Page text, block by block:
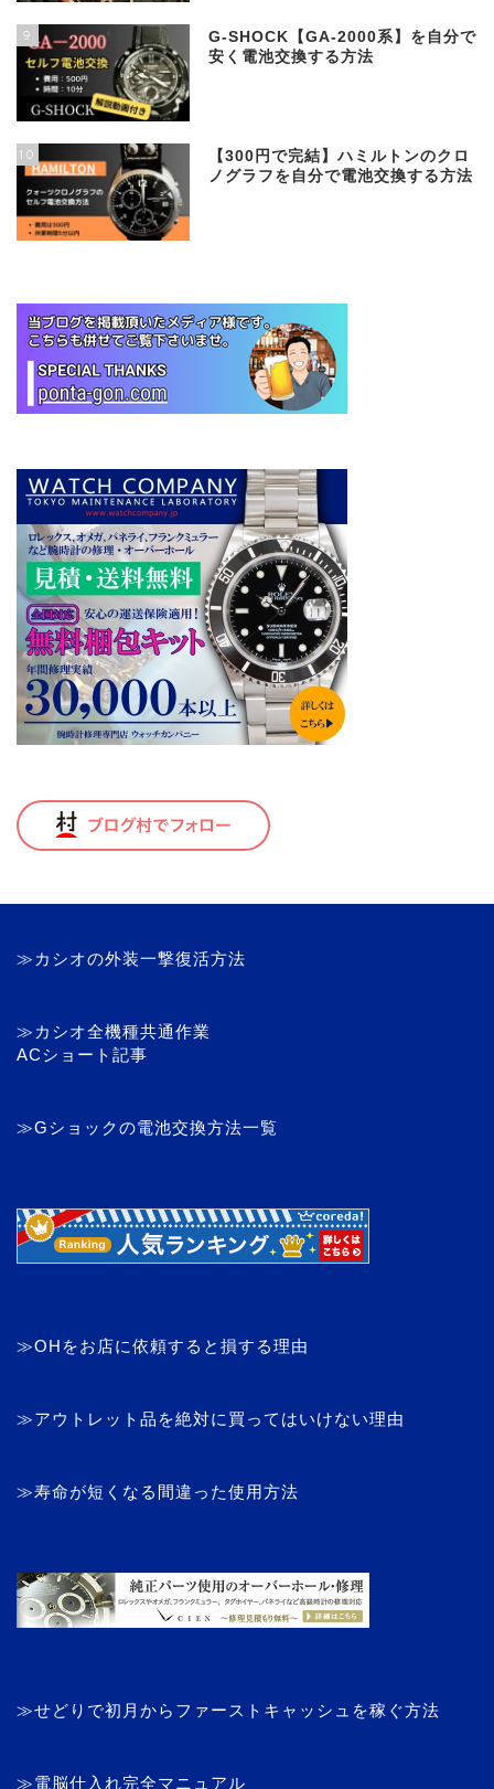
9
G-SHOCK【GA-2000系】を自分で
安く電池交換する方法
10
【300円で完結】ハミルトンのクロ
ノグラフを自分で電池交換する方法
≫カシオの外装一撃復活方法
≫カシオ全機種共通作業
ACショート記事
≫Gショックの電池交換方法一覧
≫OHをお店に依頼すると損する理由
≫アウトレット品を絶対に買ってはいけない理由
≫寿命が短くなる間違った使用方法
≫せどりで初月からファーストキャッシュを稼ぐ方法
≫電脳仕入れ完全マニュアル